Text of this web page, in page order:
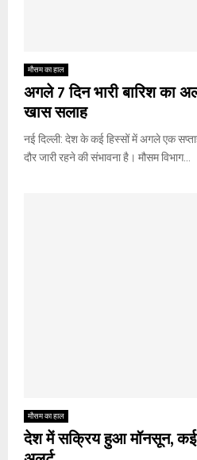
मौसम का हाल
अगले 7 दिन भारी बारिश का
खास सलाह
नई दिल्ली: देश के कई हिस्सों में अगले एक
दौर जारी रहने की संभावना है। मौसम विभाग...
मौसम का हाल
देश में सक्रिय हुआ मॉनसून, कई